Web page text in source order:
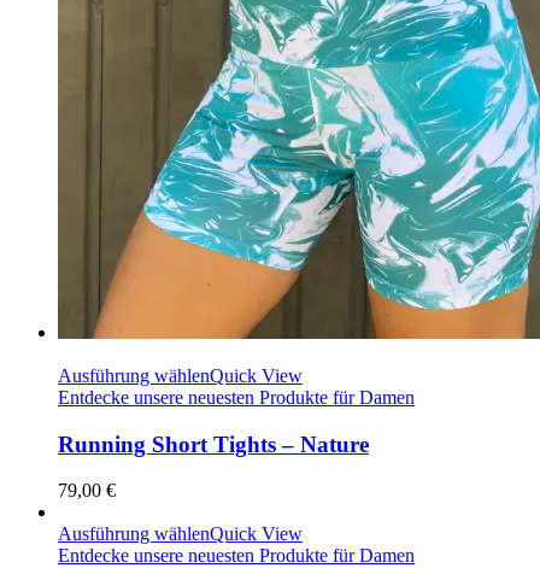
Ausführung wählenQuick View
Entdecke unsere neuesten Produkte für Damen
Running Short Tights – Nature
79,00 €
Ausführung wählenQuick View
Entdecke unsere neuesten Produkte für Damen